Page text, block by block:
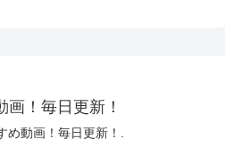
画！毎日更新！
動画！毎日更新！.